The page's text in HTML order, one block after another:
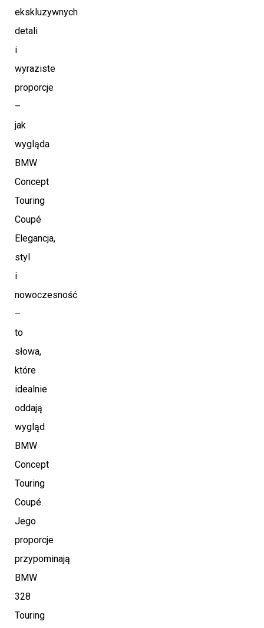
ekskluzywnych
detali
i
wyraziste
proporcje
–
jak
wygląda
BMW
Concept
Touring
Coupé
Elegancja,
styl
i
nowoczesność
–
to
słowa,
które
idealnie
oddają
wygląd
BMW
Concept
Touring
Coupé.
Jego
proporcje
przypominają
BMW
328
Touring